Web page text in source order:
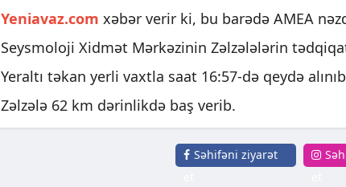
Yeniavaz.com xəbər verir ki, bu barədə AMEA
Seysmoloji Xidmət Mərkəzinin Zəlzələlərin
Yeraltı təkan yerli vaxtla saat 16:57-də qeydə
Zəlzələ 62 km dərinlikdə baş verib.
Səhifəni ziyarət